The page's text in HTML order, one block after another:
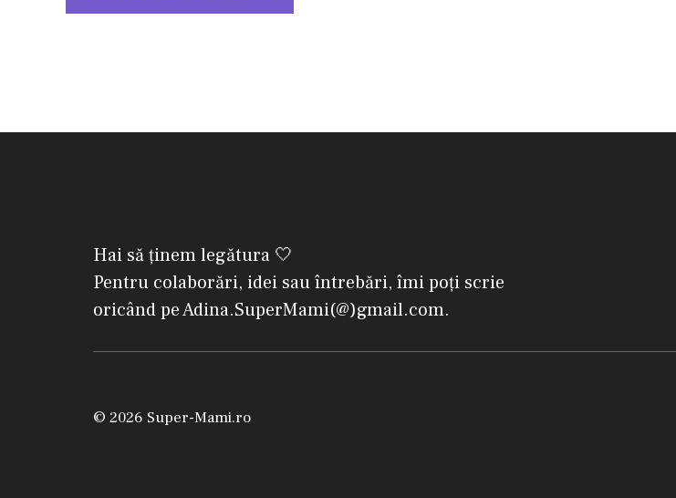
Hai să ținem legătura 🤍
Pentru colaborări, idei sau întrebări, îmi poți scrie
oricând pe Adina.SuperMami(@)gmail.com.
© 2026 Super-Mami.ro